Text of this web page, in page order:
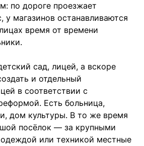
по дороге проезжает
у магазинов останавливаются
время от времени
сад, лицей, а вскоре
и отдельный
в соответствии с
Есть больница,
дом культуры. В то же время
посёлок — за крупными
или техникой местные